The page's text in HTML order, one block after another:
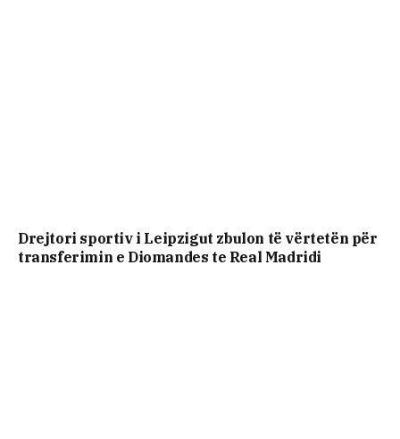
Drejtori sportiv i Leipzigut zbulon të vërtetën për
transferimin e Diomandes te Real Madridi